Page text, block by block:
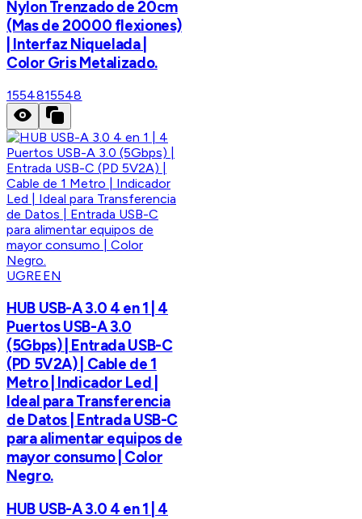
Nylon Trenzado de 20cm
(Mas de 20000 flexiones)
| Interfaz Niquelada |
Color Gris Metalizado.
1554815548
UGREEN
HUB USB-A 3.0 4 en 1 | 4
Puertos USB-A 3.0
(5Gbps) | Entrada USB-C
(PD 5V2A) | Cable de 1
Metro | Indicador Led |
Ideal para Transferencia
de Datos | Entrada USB-C
para alimentar equipos de
mayor consumo | Color
Negro.
HUB USB-A 3.0 4 en 1 | 4